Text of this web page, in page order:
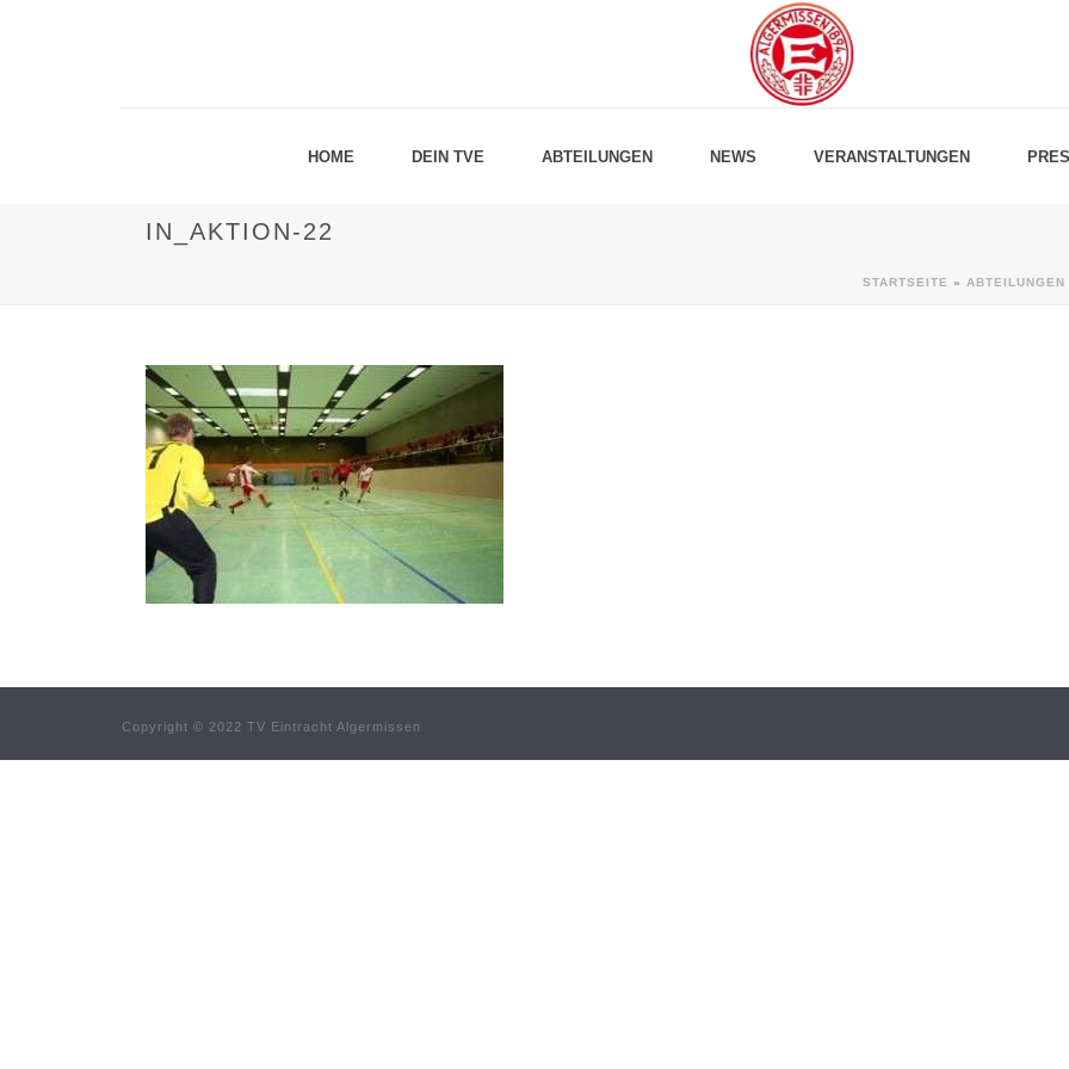
HOME DEIN TVE ABTEILUNGEN NEWS VERANSTALTUNGEN
IN_AKTION-22
STARTSEITE » ABTEILUNGEN
Copyright © 2022 TV Eintracht Algermissen